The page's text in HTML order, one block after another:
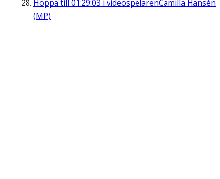
Hoppa till 01:29:03 i videospelarenCamilla Hansén
(MP)